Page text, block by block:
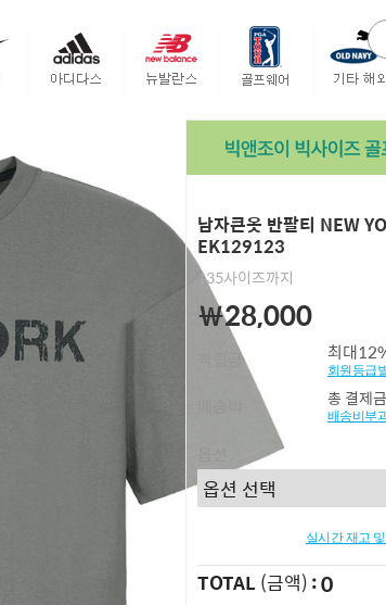
남자큰옷 반팔티 NEW
EK129123
135사이즈까지
￦28,000
적립금 최대
회원등급
총 결제
배송비부
실시간 재고
TOTAL(금액) 0